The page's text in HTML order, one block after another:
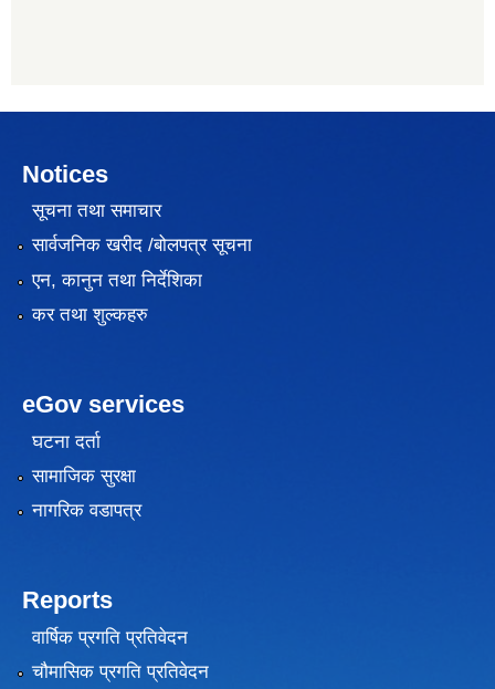
Notices
सूचना तथा समाचार
सार्वजनिक खरीद /बोलपत्र सूचना
एन, कानुन तथा निर्देशिका
कर तथा शुल्कहरु
eGov services
घटना दर्ता
सामाजिक सुरक्षा
नागरिक वडापत्र
Reports
वार्षिक प्रगति प्रतिवेदन
चौमासिक प्रगति प्रतिवेदन